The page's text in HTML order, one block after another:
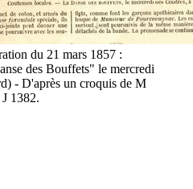
du 21 mars 1857 :
des Bouffets" le mercredi
- D'après un croquis de M
1382.